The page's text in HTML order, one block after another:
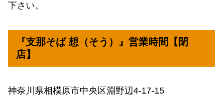
下さい。
『支那そば 想（そう）』営業時間【閉
店】
神奈川県相模原市中央区淵野辺4-17-15